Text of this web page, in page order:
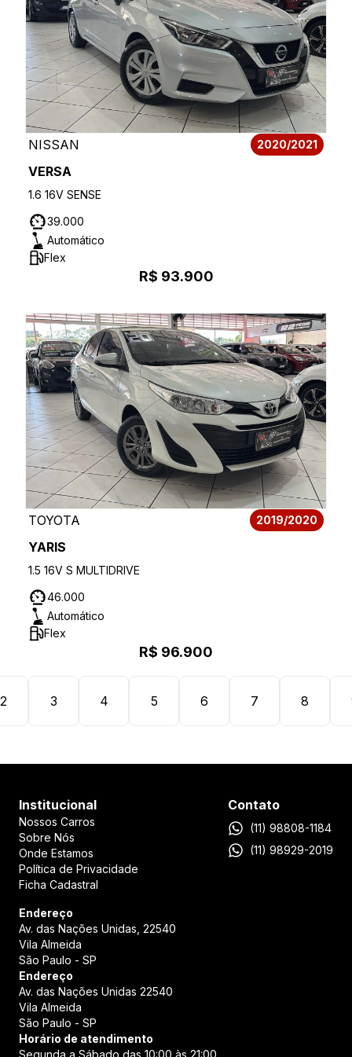
NISSAN 2020/2021
VERSA
1.6 16V SENSE
39.000
Automático
Flex
R$ 93.900
TOYOTA 2019/2020
YARIS
1.5 16V S MULTIDRIVE
46.000
Automático
Flex
R$ 96.900
2 3 4 5 6 7 8
Institucional
Nossos Carros
Sobre Nós
Onde Estamos
Política de Privacidade
Ficha Cadastral
Contato
(11) 98808-1184
(11) 98929-2019
Endereço
Av. das Nações Unidas, 22540
Vila Almeida
São Paulo - SP
Endereço
Av. das Nações Unidas 22540
Vila Almeida
São Paulo - SP
Horário de atendimento
Segunda a Sábado das 10:00 às 21:00